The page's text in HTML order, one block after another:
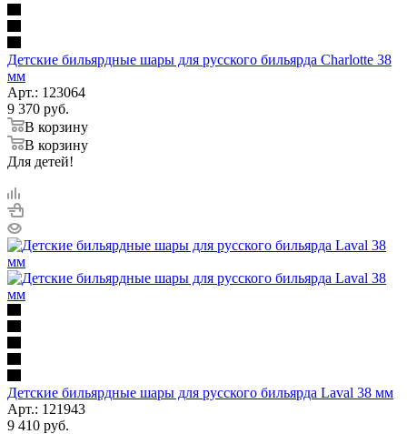
Детские бильярдные шары для русского бильярда Charlotte 38
мм
Арт.: 123064
9 370 руб.
В корзину
В корзину
Для детей!
Детские бильярдные шары для русского бильярда Laval 38 мм
Арт.: 121943
9 410 руб.